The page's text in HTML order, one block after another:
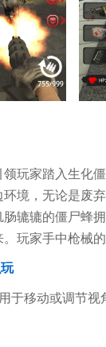
领玩家踏入生化
境，无论是废
辘辘的僵尸蜂
玩家手中枪械
于移动或调节